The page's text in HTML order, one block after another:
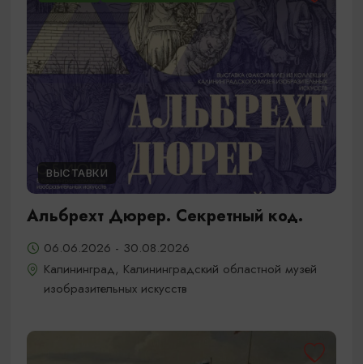
ВЫСТАВКИ
Альбрехт Дюрер. Секретный код.
06.06.2026 - 30.08.2026
Калининград, Калининградский областной музей
изобразительных искусств